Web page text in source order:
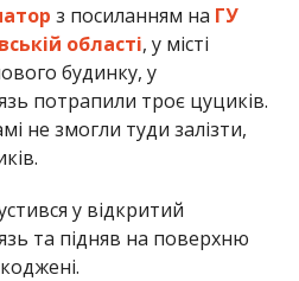
з посиланням на ГУ
області, у місті
будинку, у
потрапили троє цуциків.
не змогли туди залізти,
у відкритий
та підняв на поверхню